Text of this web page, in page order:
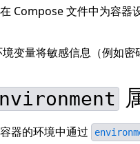
Compose 文件中为容器
变量将敏感信息（例如
器的环境中通过